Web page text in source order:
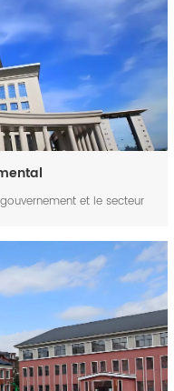
et le secteur
grâce à la technologie
la visibilit&eacut...